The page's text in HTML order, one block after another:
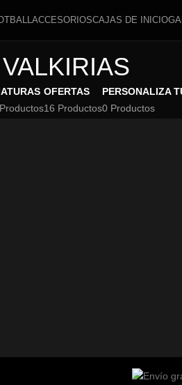
ACCESORIOSCAJAS DE INICIO
VALKIRIAS
OFERTAS
16 Productos
PERSONALIZA
0 Productos